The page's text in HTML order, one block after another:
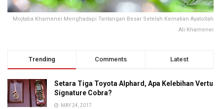
Mojtaba Khamenei Menghadapi Tantangan Besar Setelah Kematian Ayatollah
Ali Khamenei
Trending Comments Latest
Setara Tiga Toyota Alphard, Apa Kelebihan Vertu
Signature Cobra?
MAY 24, 2017